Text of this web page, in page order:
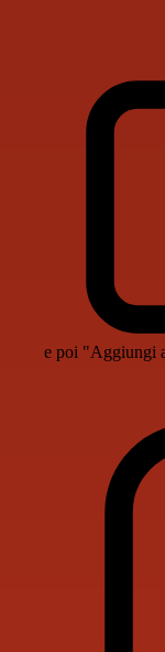
e poi "Aggiungi